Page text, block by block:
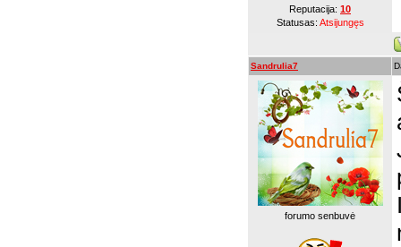
Reputacija: 10
Statusas: Atsijungęs
Sandrulia7
forumo senbuvė